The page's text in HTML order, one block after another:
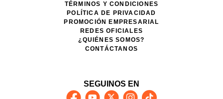
TÉRMINOS Y CONDICIONES
POLÍTICA DE PRIVACIDAD
PROMOCIÓN EMPRESARIAL
REDES OFICIALES
¿QUIÉNES SOMOS?
CONTÁCTANOS
SEGUINOS EN